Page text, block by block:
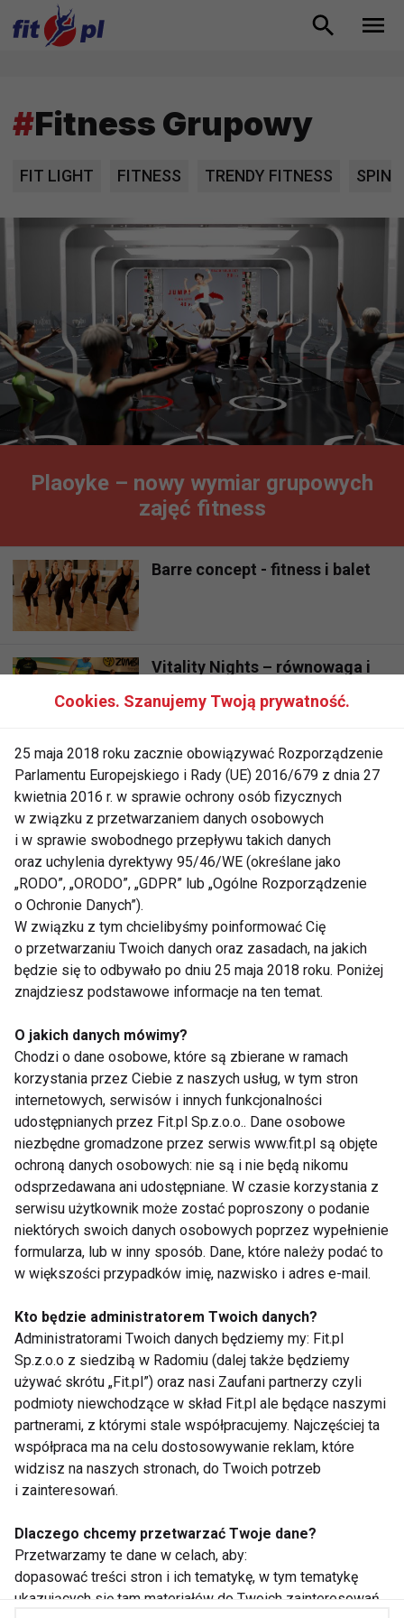
#Fitness Grupowy
FIT LIGHT FITNESS TRENDY FITNESS
Plaoyke – nowy wymiar grupowych
zajęć fitness
Barre concept - fitness i balet
Vitality Nights – równowaga i
KRANKcycle w Polsce!
Nie przegap nowości ze
świata FIT!
Zapisz się do naszego newslettera
Wyrażam zgodę na otrzymywanie informacji
handlowej drogą elektroniczną na podany adres e-mail
przez FIT.PL. Więcej informacji znajdziesz w Polityce
Prywatności.
ZAPISZ SIĘ
WSPÓŁPRACA
REDAKCJA
PRYWATNOŚĆ
Newsletter
Cookies. Szanujemy Twoją prywatność.
25 maja 2018 roku zacznie obowiązywać Rozporządzenie
Parlamentu Europejskiego i Rady (UE) 2016/679 z dnia 27
kwietnia 2016 r. w sprawie ochrony osób fizycznych
w związku z przetwarzaniem danych osobowych
i w sprawie swobodnego przepływu takich danych
oraz uchylenia dyrektywy 95/46/WE (określane jako
„RODO”, „ORODO”, „GDPR” lub „Ogólne Rozporządzenie
o Ochronie Danych”).
W związku z tym chcielibyśmy poinformować Cię
o przetwarzaniu Twoich danych oraz zasadach, na jakich
będzie się to odbywało po dniu 25 maja 2018 roku. Poniżej
znajdziesz podstawowe informacje na ten temat.
O jakich danych mówimy?
Chodzi o dane osobowe, które są zbierane w ramach
korzystania przez Ciebie z naszych usług, w tym stron
internetowych, serwisów i innych funkcjonalności
udostępnianych przez Fit.pl Sp.z.o.o.. Dane osobowe
niezbędne gromadzone przez serwis www.fit.pl są objęte
ochroną danych osobowych: nie są i nie będą nikomu
odsprzedawana ani udostępniane. W czasie korzystania z
serwisu użytkownik może zostać poproszony o podanie
niektórych swoich danych osobowych poprzez wypełnienie
formularza, lub w inny sposób. Dane, które należy podać to
w większości przypadków imię, nazwisko i adres e-mail.
Kto będzie administratorem Twoich danych?
Administratorami Twoich danych będziemy my: Fit.pl
Sp.z.o.o z siedzibą w Radomiu (dalej także będziemy
używać skrótu „Fit.pl”) oraz nasi Zaufani partnerzy czyli
podmioty niewchodzące w skład Fit.pl ale będące naszymi
partnerami, z którymi stale współpracujemy. Najczęściej ta
współpraca ma na celu dostosowywanie reklam, które
widzisz na naszych stronach, do Twoich potrzeb
i zainteresowań.
Dlaczego chcemy przetwarzać Twoje dane?
Przetwarzamy te dane w celach, aby:
dopasować treści stron i ich tematykę, w tym tematykę
ukazujących się tam materiałów do Twoich zainteresowań